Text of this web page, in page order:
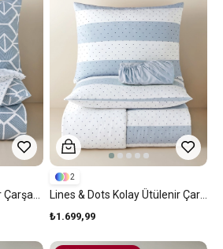
₺1.699,99
2